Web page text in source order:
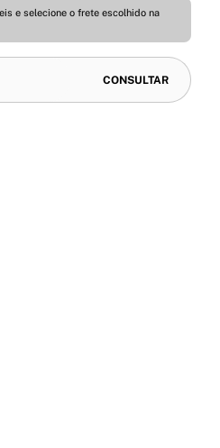
e selecione o frete escolhido na